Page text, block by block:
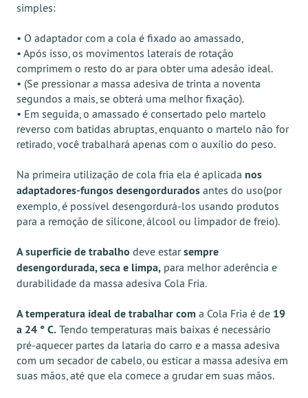
simples:
• O adaptador com a cola é fixado ao amassado,
• Após isso, os movimentos laterais de rotação
comprimem o resto do ar para obter uma adesão ideal.
• (Se pressionar a massa adesiva de trinta a noventa
segundos a mais, se obterá uma melhor fixação).
• Em seguida, o amassado é consertado pelo martelo
reverso com batidas abruptas, enquanto o martelo não for
retirado, você trabalhará apenas com o auxílio do peso.
Na primeira utilização de cola fria ela é aplicada nos
adaptadores-fungos desengordurados antes do uso(por
exemplo, é possível desengordurá-los usando produtos
para a remoção de silicone, álcool ou limpador de freio).
A superfície de trabalho deve estarsempre
desengordurada, seca e limpa, para melhor aderência e
durabilidade da massa adesiva Cola Fria.
A temperatura ideal de trabalhar com a Cola Fria é de 19
a 24 ° C. Tendo temperaturas mais baixas é necessário
pré-aquecer partes da lataria do carro e a massa adesiva
com um secador de cabelo, ou esticar a massa adesiva em
suas mãos, até que ela comece a grudar em suas mãos.